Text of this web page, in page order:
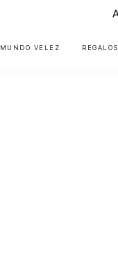
MUNDO VÉLEZ REGALOS